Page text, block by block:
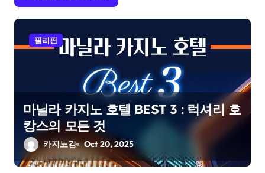
g
a
i
o
n
필리핀
마닐라 카지노 호텔 BEST 3 : 럭셔리 호
캉스의 모든 것
카지노김 Oct 20, 2025